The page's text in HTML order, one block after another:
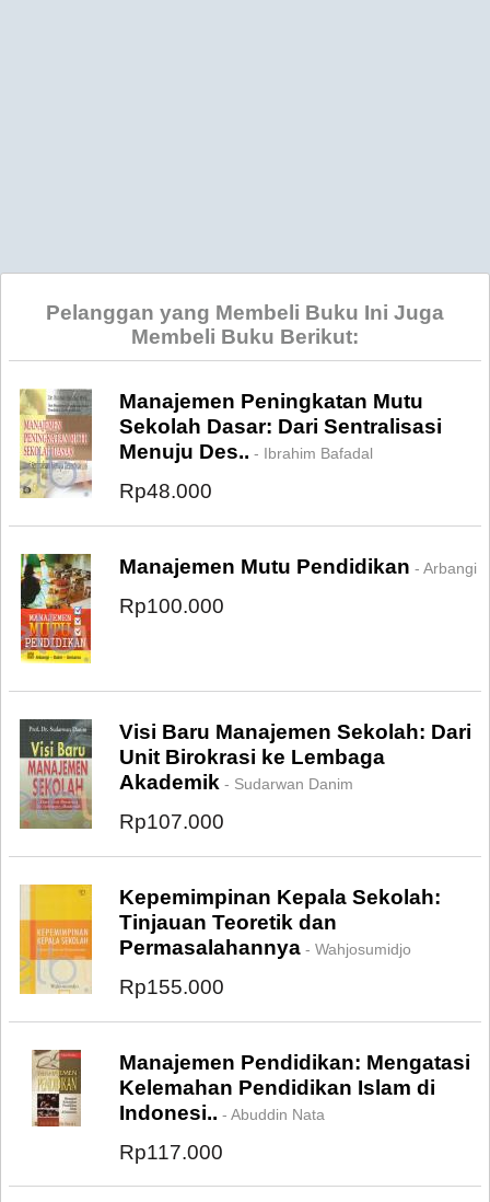
Pelanggan yang Membeli Buku Ini Juga
Membeli Buku Berikut:
Manajemen Peningkatan Mutu
Sekolah Dasar: Dari Sentralisasi
Menuju Des.. - Ibrahim Bafadal
Rp48.000
Manajemen Mutu Pendidikan - Arbangi
Rp100.000
Visi Baru Manajemen Sekolah: Dari
Unit Birokrasi ke Lembaga
Akademik - Sudarwan Danim
Rp107.000
Kepemimpinan Kepala Sekolah:
Tinjauan Teoretik dan
Permasalahannya - Wahjosumidjo
Rp155.000
Manajemen Pendidikan: Mengatasi
Kelemahan Pendidikan Islam di
Indonesi.. - Abuddin Nata
Rp117.000